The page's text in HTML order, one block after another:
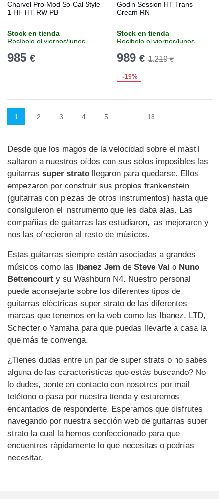
Charvel Pro-Mod So-Cal Style
1 HH HT RW PB
Stock en tienda
Recíbelo el viernes/lunes
985 €
Godin Session HT Trans
Cream RN
Stock en tienda
Recíbelo el viernes/lunes
989 € 1.219€
-19%
1 2 3 4 5 18
Desde que los magos de la velocidad sobre el mástil
saltaron a nuestros oídos con sus solos imposibles las
guitarras super strato llegaron para quedarse. Ellos
empezaron por construir sus propios frankenstein
(guitarras con piezas de otros instrumentos) hasta que
consiguieron el instrumento que les daba alas. Las
compañías de guitarras las estudiaron, las mejoraron y
nos las ofrecieron al resto de músicos.
Estas guitarras siempre están asociadas a grandes
músicos como las Ibanez Jem de Steve Vai o Nuno
Bettencourt y su Washburn N4. Nuestro personal
puede aconsejarte sobre los diferentes tipos de
guitarras eléctricas super strato de las diferentes
marcas que tenemos en la web como las Ibanez, LTD,
Schecter o Yamaha para que puedas llevarte a casa la
que más te convenga.
¿Tienes dudas entre un par de super strats o no sabes
alguna de las características que estás buscando? No
lo dudes, ponte en contacto con nosotros por mail
teléfono o pasa por nuestra tienda y estaremos
encantados de responderte. Esperamos que disfrutes
navegando por nuestra sección web de guitarras super
strato la cual la hemos confeccionado para que
encuentres rápidamente lo que necesitas o podrías
necesitar.